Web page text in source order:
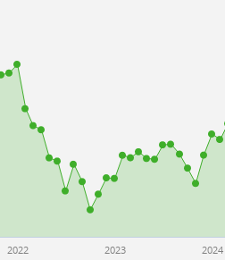
2022 2023 2024